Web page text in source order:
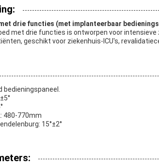
drie functies (met implanteerbaar
met drie functies is ontworpen voor
geschikt voor ziekenhuis-ICU's,
bedieningspaneel.
480-770mm
15°±2°